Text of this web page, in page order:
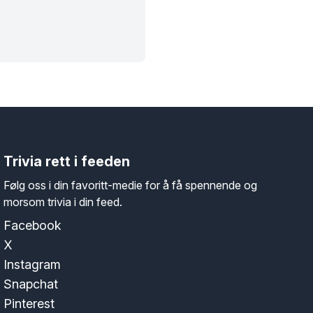
Trivia rett i feeden
Følg oss i din favoritt-medie for å få spennende og
morsom trivia i din feed.
Facebook
X
Instagram
Snapchat
Pinterest